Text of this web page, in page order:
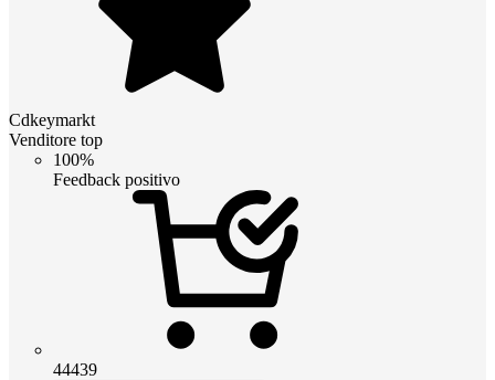
Cdkeymarkt
Venditore top
100%
Feedback positivo
44439